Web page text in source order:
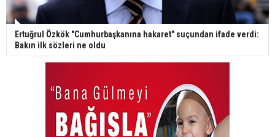
Ertuğrul Özkök "Cumhurbaşkanına hakaret" suçundan ifade verdi:
Bakın ilk sözleri ne oldu